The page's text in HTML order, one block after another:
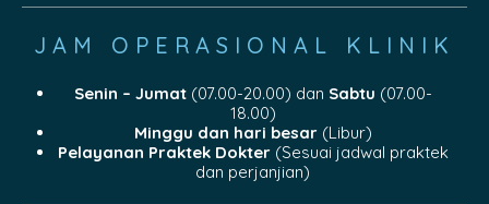
JAM OPERASIONAL KLINIK
Senin – Jumat(07.00-20.00) dan Sabtu (07.00-
18.00)
Minggu dan hari besar(Libur)
Pelayanan Praktek Dokter(Sesuai jadwal praktek
dan perjanjian)